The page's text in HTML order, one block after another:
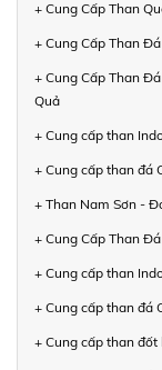
+ Cung Cấp Than
+ Cung Cấp Than
+ Cung Cấp Than
Quả
+ Cung cấp than
+ Cung cấp than đá
+ Than Nam Sơn -
+ Cung Cấp Than
+ Cung cấp than
+ Cung cấp than đá
+ Cung cấp than